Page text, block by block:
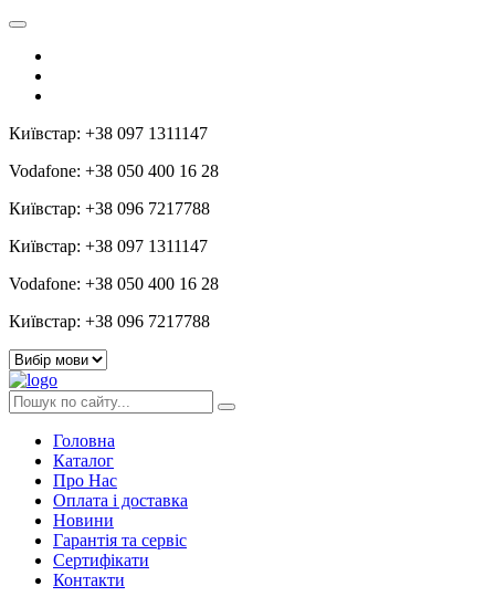
Київстар: +38 097 1311147
Vodafone: +38 050 400 16 28
Київстар: +38 096 7217788
Київстар: +38 097 1311147
Vodafone: +38 050 400 16 28
Київстар: +38 096 7217788
Головна
Каталог
Про Нас
Оплата і доставка
Новини
Гарантія та сервіс
Сертифікати
Контакти